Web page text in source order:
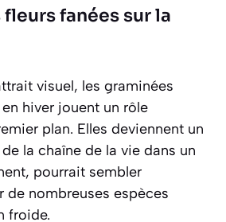
fleurs fanées sur la
visuel, les graminées
hiver jouent un rôle
plan. Elles deviennent un
la chaîne de la vie dans un
pourrait sembler
de nombreuses espèces
froide.